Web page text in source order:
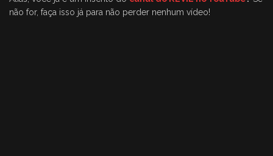
não for, faça isso já para não perder nenhum vídeo!